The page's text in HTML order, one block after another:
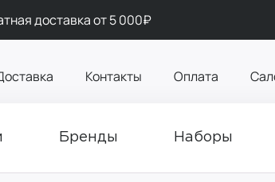
доставка от 5 000₽
Контакты Оплата
Бренды Наборы